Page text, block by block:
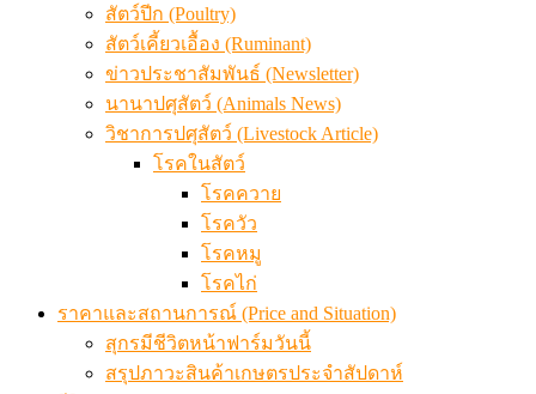
สัตว์ปีก (Poultry)
สัตว์เคี้ยวเอื้อง (Ruminant)
ข่าวประชาสัมพันธ์ (Newsletter)
นานาปศุสัตว์ (Animals News)
วิชาการปศุสัตว์ (Livestock Article)
โรคในสัตว์
โรคควาย
โรควัว
โรคหมู
โรคไก่
ราคาและสถานการณ์ (Price and Situation)
สุกรมีชีวิตหน้าฟาร์มวันนี้
สรุปภาวะสินค้าเกษตรประจำสัปดาห์